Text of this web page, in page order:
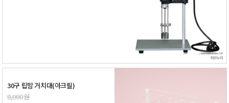
30구 립밤 거치대(아크릴)
8,000원